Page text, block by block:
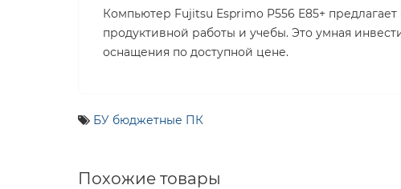
Компьютер Fujitsu Esprimo P556 E85+
продуктивной работы и учебы. Это умная
оснащения по доступной цене.
БУ бюджетные ПК
Похожие товары